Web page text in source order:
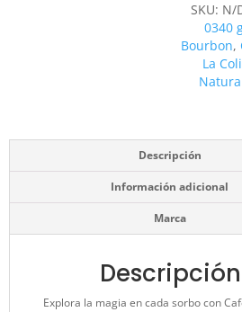
SKU: N/
0340
Bourbon,
La
Descripción
Información adicional
Marca
Descripción
Explora la magia en cada sorbo con